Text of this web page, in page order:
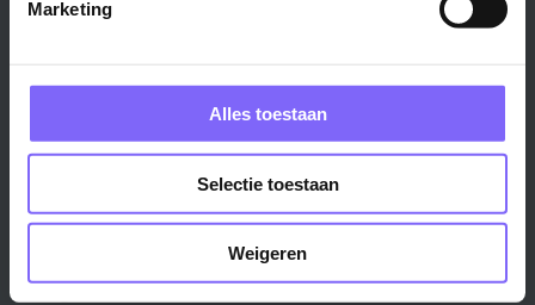
Marketing
Alles toestaan
Selectie toestaan
Weigeren
Venlo ›
Roermond ›
Alle steden ›
Midden-Limburg ›
Noord-Limburg ›
Alle regio's ›
Vakgebied Functie